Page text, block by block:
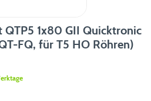
QTP5 1x80 GII Quicktronic
FQ, für T5 HO Röhren)